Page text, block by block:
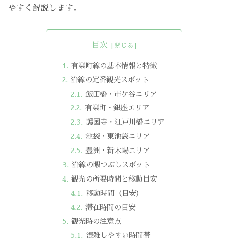
やすく解説します。
目次
有楽町線の基本情報と特徴
沿線の定番観光スポット
飯田橋・市ケ谷エリア
有楽町・銀座エリア
護国寺・江戸川橋エリア
池袋・東池袋エリア
豊洲・新木場エリア
沿線の暇つぶしスポット
観光の所要時間と移動目安
移動時間（目安）
滞在時間の目安
観光時の注意点
混雑しやすい時間帯